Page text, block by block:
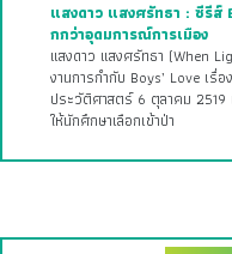
แสงดาว แสงศรัทธา : ซีรีส์
กกว่าอุดมการณ์การเมือง
แสงดาว แสงศรัทธา (When
งานการกำกับ Boys’ Love เ
ประวัติศาสตร์ 6 ตุลาคม 2519
ให้นักศึกษาเลือกเข้าป่า